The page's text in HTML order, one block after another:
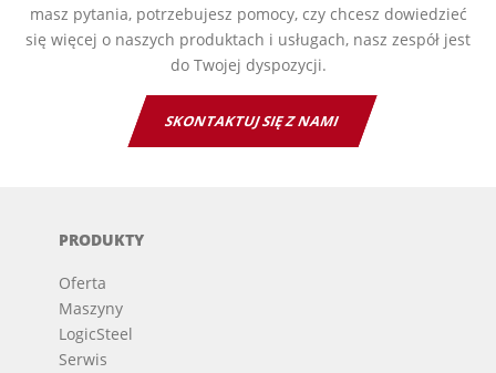
masz pytania, potrzebujesz pomocy, czy chcesz dowiedzieć
się więcej o naszych produktach i usługach, nasz zespół jest
do Twojej dyspozycji.
SKONTAKTUJ SIĘ Z NAMI
PRODUKTY
Oferta
Maszyny
LogicSteel
Serwis